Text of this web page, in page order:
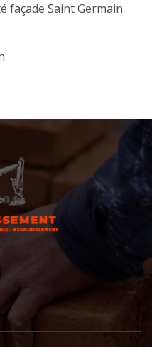
façade Saint Germain